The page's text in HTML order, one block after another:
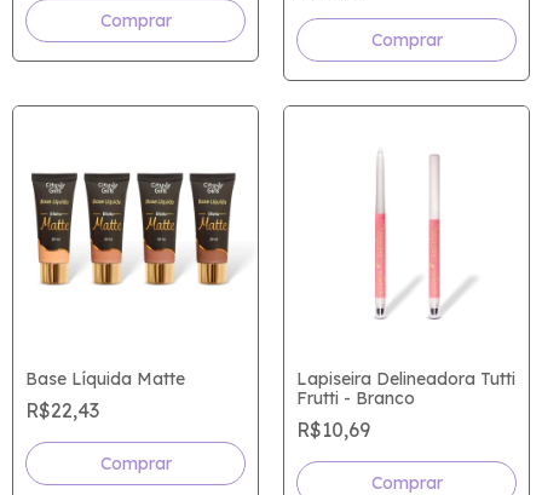
Comprar
Comprar
Base Líquida Matte
R$22,43
Comprar
Lapiseira Delineadora Tutti
Frutti - Branco
R$10,69